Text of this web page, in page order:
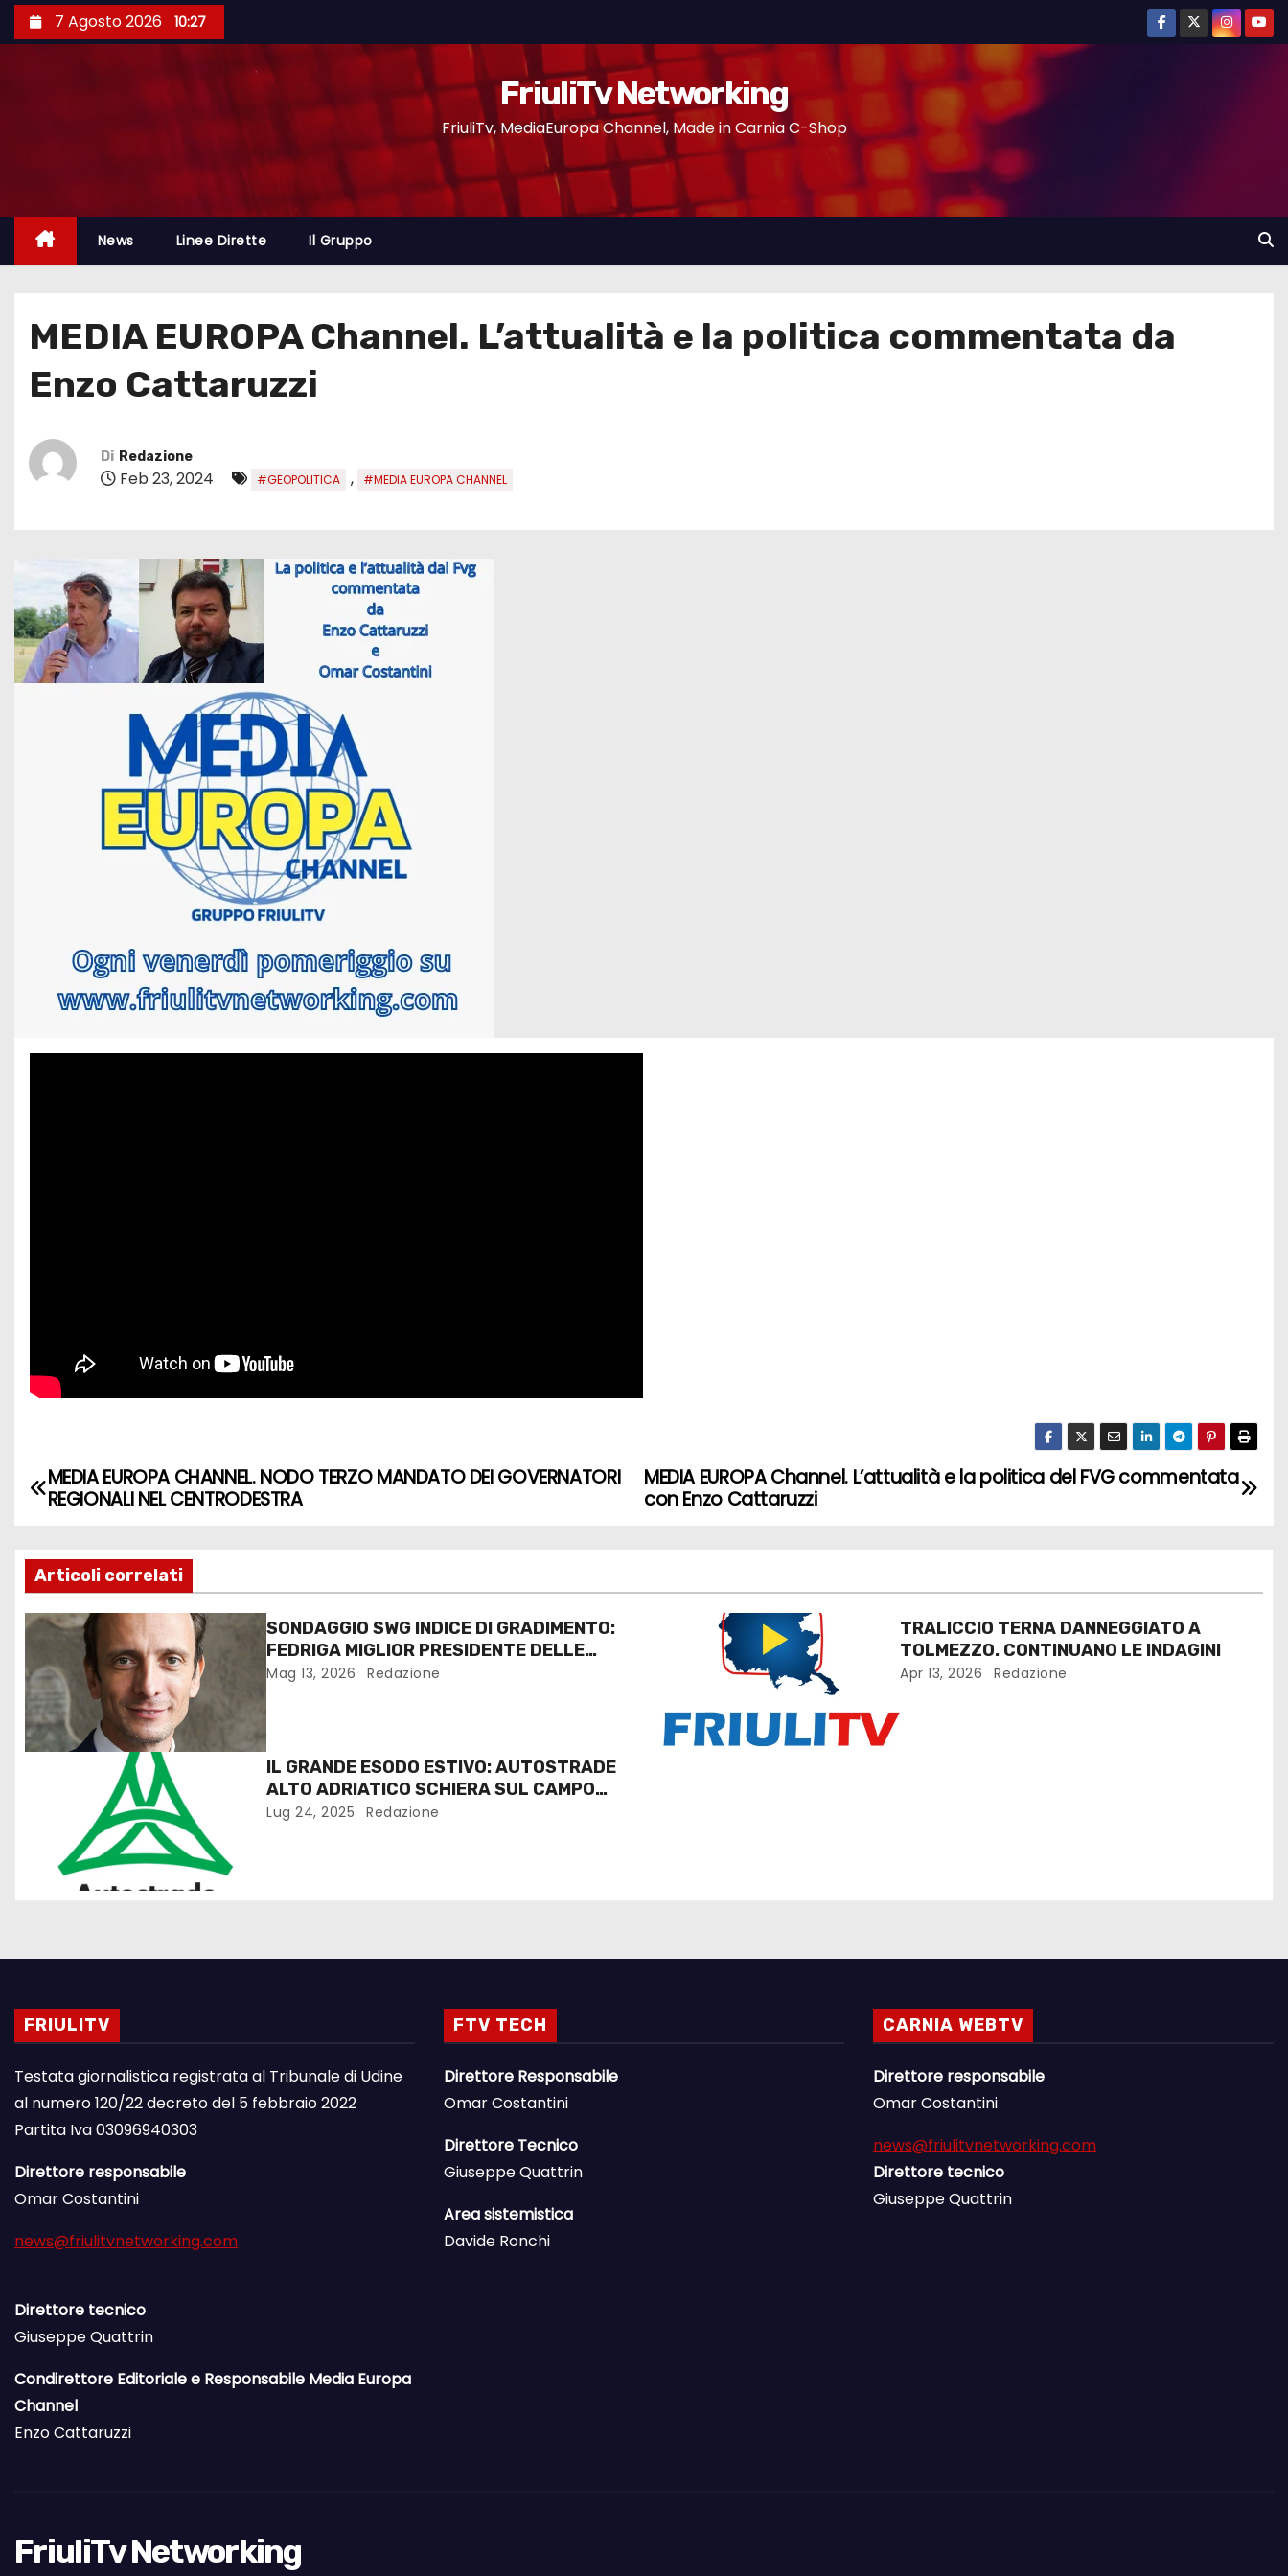
7 Agosto 2026 10:27
FriuliTv Networking
FriuliTv, MediaEuropa Channel, Made in Carnia C-Shop
News Linee Dirette Il Gruppo
MEDIA EUROPA Channel. L’attualità e la politica commentata da
Enzo Cattaruzzi
Di Redazione
Feb 23, 2024 #GEOPOLITICA , #MEDIA EUROPA CHANNEL
MEDIA EUROPA Channel. L’attualità e la politica del FVG commentata
con Enzo Cattaruzzi
MEDIA EUROPA CHANNEL. NODO TERZO MANDATO DEI GOVERNATORI
REGIONALI NEL CENTRODESTRA
Articoli correlati
SONDAGGIO SWG INDICE DI GRADIMENTO:
FEDRIGA MIGLIOR PRESIDENTE DELLE
REGIONI ITALIANE
Mag 13, 2026 Redazione
TRALICCIO TERNA DANNEGGIATO A
TOLMEZZO. CONTINUANO LE INDAGINI
Apr 13, 2026 Redazione
IL GRANDE ESODO ESTIVO: AUTOSTRADE
ALTO ADRIATICO SCHIERA SUL CAMPO
300 PERSONE
Lug 24, 2025 Redazione
FRIULITV
Testata giornalistica registrata al Tribunale di Udine
al numero 120/22 decreto del 5 febbraio 2022
Partita Iva 03096940303
Direttore responsabile
Omar Costantini
news@friulitvnetworking.com
Direttore tecnico
Giuseppe Quattrin
Condirettore Editoriale e Responsabile Media Europa
Channel
Enzo Cattaruzzi
FTV TECH
Direttore Responsabile
Omar Costantini
Direttore Tecnico
Giuseppe Quattrin
Area sistemistica
Davide Ronchi
CARNIA WEBTV
Direttore responsabile
Omar Costantini
news@friulitvnetworking.com
Direttore tecnico
Giuseppe Quattrin
FriuliTv Networking